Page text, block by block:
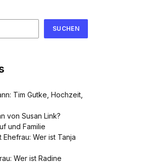
SUCHEN
Tim Gutke, Hochzeit,
von Susan Link?
und Familie
Wer ist Tanja
Wer ist Radine